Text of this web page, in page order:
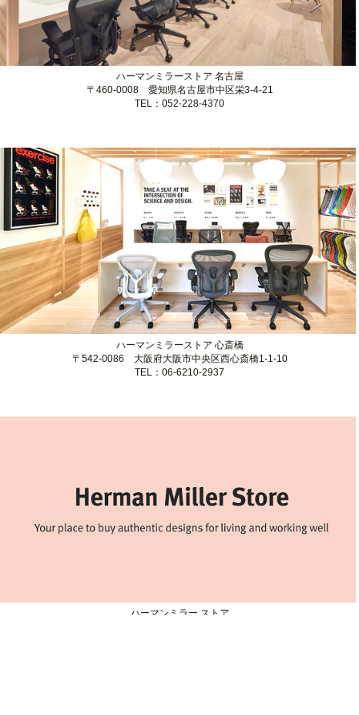
ハーマンミラーストア 二子玉川
〒158-0094 東京都世田谷区玉川 1-14-1
TEL：03-6447-9735
ハーマンミラーストア 名古屋
〒460-0008 愛知県名古屋市中区栄3-4-21